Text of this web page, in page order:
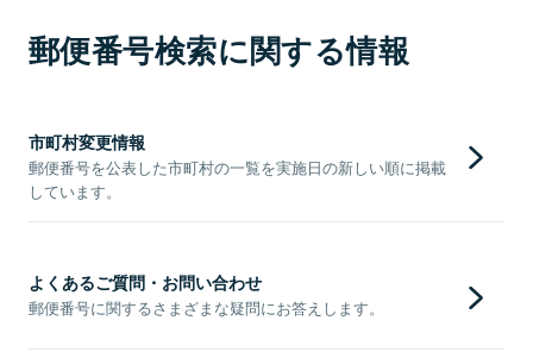
郵便番号検索に関する情報
市町村変更情報
郵便番号を公表した市町村の一覧を実施日の新しい順に掲載
しています。
よくあるご質問・お問い合わせ
郵便番号に関するさまざまな疑問にお答えします。